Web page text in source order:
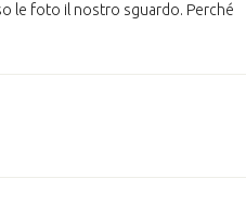
le foto il nostro sguardo. Perché